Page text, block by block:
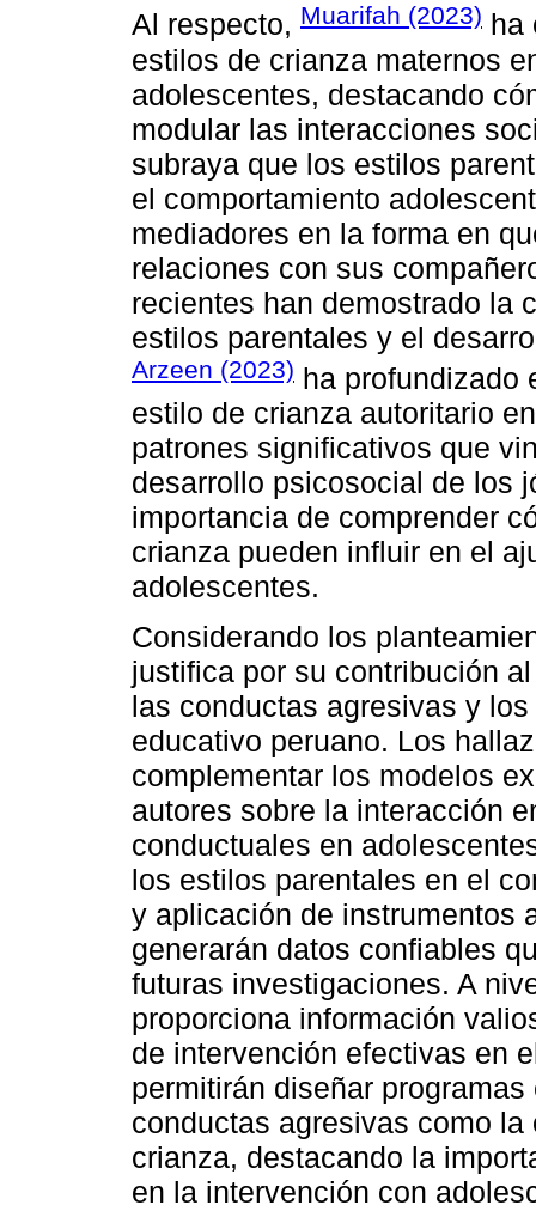
Al respecto, Muarifah (2023) ha
estilos de crianza maternos
adolescentes, destacando
modular las interacciones
subraya que los estilos
el comportamiento
mediadores en la forma en
relaciones con sus
recientes han demostrado la
estilos parentales y el
Arzeen (2023) ha profundizado
estilo de crianza autoritario
patrones significativos que
desarrollo psicosocial de los
importancia de comprender
crianza pueden influir en el
adolescentes.
Considerando los
justifica por su contribución
las conductas agresivas y
educativo peruano. Los
complementar los modelos
autores sobre la interacción
conductuales en
los estilos parentales en el
y aplicación de instrumentos
generarán datos confiables
futuras investigaciones. A
proporciona información
de intervención efectivas en
permitirán diseñar
conductas agresivas como
crianza, destacando la
en la intervención con